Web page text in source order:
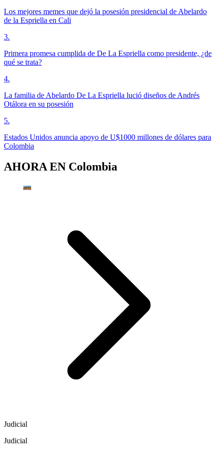
Los mejores memes que dejó la posesión presidencial de Abelardo
de la Espriella en Cali
3.
Primera promesa cumplida de De La Espriella como presidente, ¿de
qué se trata?
4.
La familia de Abelardo De La Espriella lució diseños de Andrés
Otálora en su posesión
5.
Estados Unidos anuncia apoyo de U$1000 millones de dólares para
Colombia
AHORA EN Colombia
Judicial
Judicial